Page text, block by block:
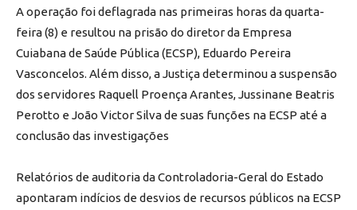
A operação foi deflagrada nas primeiras horas da quarta-
feira (8) e resultou na prisão do diretor da Empresa
Cuiabana de Saúde Pública (ECSP), Eduardo Pereira
Vasconcelos. Além disso, a Justiça determinou a suspensão
dos servidores Raquell Proença Arantes, Jussinane Beatris
Perotto e João Victor Silva de suas funções na ECSP até a
conclusão das investigações
Relatórios de auditoria da Controladoria-Geral do Estado
apontaram indícios de desvios de recursos públicos na ECSP